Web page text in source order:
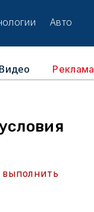
Авто
Реклама
выполнить